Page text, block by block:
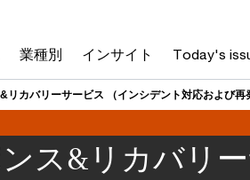
業種別 インサイト Today's
リカバリーサービス （インシデント対応および再
ス&リカバリ